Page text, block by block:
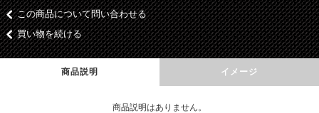
この商品について問い合わせる
買い物を続ける
商品説明 イメージ
商品説明はありません。